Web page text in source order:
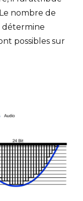
nombre de
détermine
possibles sur